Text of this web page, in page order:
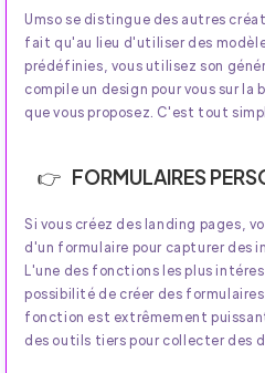
Umso se distingue des autres
fait qu'au lieu d'utiliser des
prédéfinies, vous utilisez son
compile un design pour vous sur la
que vous proposez. C'est tout
FORMULAIRES
Si vous créez des landing pages,
d'un formulaire pour capturer des
L'une des fonctions les plus
possibilité de créer des
fonction est extrêmement
des outils tiers pour collecter des